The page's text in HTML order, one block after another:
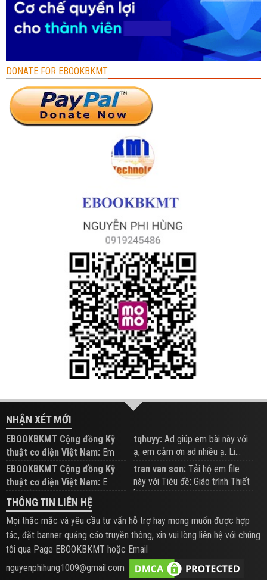
DONATE FOR EBOOKBKMT
NHẬN XÉT MỚI
EBOOKBKMT Cộng đồng Kỹ
thuật cơ điện Việt Nam: Em
đăng trên Group hỗ trợ nhé
tqhuyy: Ad giúp em bài này với
ạ, em cảm ơn ad nhiều ạ. Li...
EBOOKBKMT Cộng đồng Kỹ
thuật cơ điện Việt Nam: E
xem hỗ trợ trên Group
tran van son: Tải hộ em file
này với Tiêu đề: Giáo trình Thiết
b...
THÔNG TIN LIÊN HỆ
Mọi thắc mắc và yêu cầu tư vấn hỗ trợ hay mong muốn được hợp
tác, đặt banner quảng cáo truyền thông, xin vui lòng liên hệ với chúng
tôi qua Page EBOOKBKMT hoặc Email
nguyenphihung1009@gmail.com